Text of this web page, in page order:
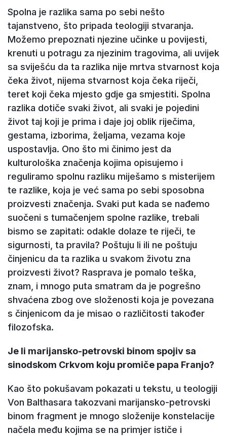
Spolna je razlika sama po sebi nešto
tajanstveno, što pripada teologiji stvaranja.
Možemo prepoznati njezine učinke u povijesti,
krenuti u potragu za njezinim tragovima, ali uvijek
sa sviješću da ta razlika nije mrtva stvarnost koja
čeka život, nijema stvarnost koja čeka riječi,
teret koji čeka mjesto gdje ga smjestiti. Spolna
razlika dotiče svaki život, ali svaki je pojedini
život taj koji je prima i daje joj oblik riječima,
gestama, izborima, željama, vezama koje
uspostavlja. Ono što mi činimo jest da
kulturološka značenja kojima opisujemo i
reguliramo spolnu razliku miješamo s misterijem
te razlike, koja je već sama po sebi sposobna
proizvesti značenja. Svaki put kada se nađemo
suočeni s tumačenjem spolne razlike, trebali
bismo se zapitati: odakle dolaze te riječi, te
sigurnosti, ta pravila? Poštuju li ili ne poštuju
činjenicu da ta razlika u svakom životu zna
proizvesti život? Rasprava je pomalo teška,
znam, i mnogo puta smatram da je pogrešno
shvaćena zbog ove složenosti koja je povezana
s činjenicom da je misao o različitosti također
filozofska.
Je li marijansko-petrovski binom spojiv sa
sinodskom Crkvom koju promiče papa Franjo?
Kao što pokušavam pokazati u tekstu, u teologiji
Von Balthasara takozvani marijansko-petrovski
binom fragment je mnogo složenije konstelacije
načela među kojima se na primjer ističe i